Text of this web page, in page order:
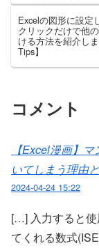
Excelの図形に設定
クリックだけで他
ける方法を紹介し
Tips】
コメント
【Excel漫画】
いてしまう理由
2024-04-24 15:22
[…] 入力すると使
てくれる数式